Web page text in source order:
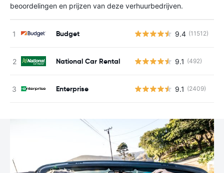
beoordelingen en prijzen van deze verhuurbedrijven.
Budget 9.4 (11512)
National Car Rental 9.1 (492)
Enterprise 9.1 (2409)